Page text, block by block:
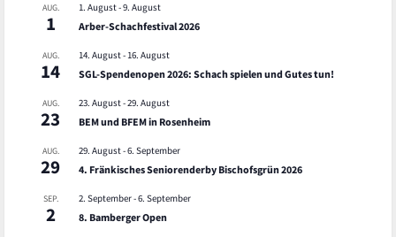
AUG.
1
1. August-9. August
Arber-Schachfestival 2026
AUG.
14
14. August- 16. August
SGL-Spendenopen 2026: Schach spielen und Gutes tun!
AUG.
23
23. August-29. August
BEM und BFEM in Rosenheim
AUG.
29
29. August-6. September
4. Fränkisches Seniorenderby Bischofsgrün 2026
SEP.
2
2. September-6. September
8. Bamberger Open